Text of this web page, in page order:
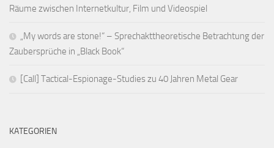
Räume zwischen Internetkultur, Film und Videospiel
„My words are stone!“ – Sprechakttheoretische Betrachtung der
Zaubersprüche in „Black Book“
[Call] Tactical-Espionage-Studies zu 40 Jahren Metal Gear
KATEGORIEN